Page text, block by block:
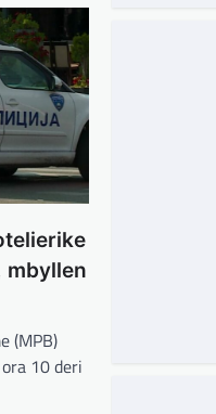
mbyllen
(MPB)
10 deri